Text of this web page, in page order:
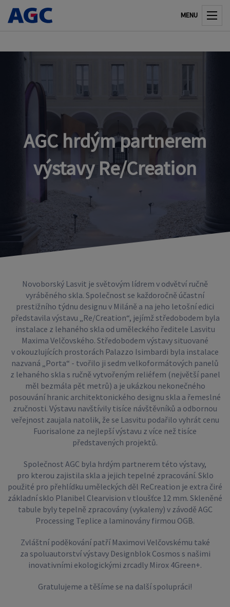
MENU
AGC hrdým partnerem
výstavy Re/Creation
Novoborský Lasvit je světovým lídrem v odvětví ručně
vyráběného skla. Společnost se každoročně účastní
prestižního týdnu designu v Miláně a na jeho letošní edici
představila výstavu „Re/Creation“, jejímž středobodem byla
instalace z lehaného skla od uměleckého ředitele Lasvitu
Maxima Velčovského. Středobodem výstavy situované
v okouzlujících prostorách Palazzo Isimbardi byla instalace
nazvaná „Porta“ - tvořilo ji sedm velkoformátových panelů
z lehaného skla s ručně vytvořeným reliéfem (největší panel
měl bezmála pět metrů) a je ukázkou nekonečného
posouvání hranic architektonického designu skla a řemeslné
zručnosti. Výstavu navštívily tisíce návštěvníků a odbornou
veřejnost zaujala natolik, že se Lasvitu podařilo vyhrát cenu
Fuorisalone za nejlepší výstavu z více než tisíce
představených projektů.
Společnost AGC byla hrdým partnerem této výstavy,
pro kterou zajistila skla a jejich tepelné zpracování. Sklo
použité pro přehlídku uměleckých děl ReCreation je extra čiré
základní sklo Planibel Clearvision v tloušťce 12 mm. Skleněné
tabule byly tepelně zpracovány (vykaleny) v závodě AGC
Processing Teplice a laminovány firmou OGB.
Zvláštní poděkování patří Maximovi Velčovskému také
za spoluautorství výstavy Designblok Cosmos s našimi
inovativními ekologickými zrcadly Mirox 4Green+.
Gratulujeme a těšíme se na další spolupráci!